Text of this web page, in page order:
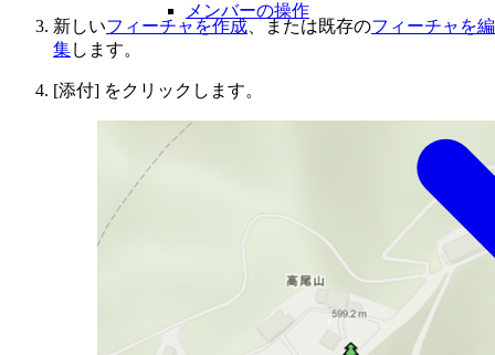
メンバーの操作
新しいフィーチャを作成 、または既存のフィーチャを編
集します。
[添付] をクリックします。